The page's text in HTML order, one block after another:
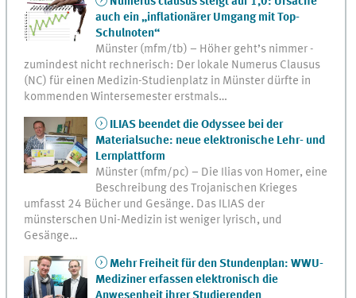
auch ein „inflationärer Umgang mit Top-
Schulnoten“
Münster (mfm/tb) – Höher geht’s nimmer -
zumindest nicht rechnerisch: Der lokale Numerus Clausus
(NC) für einen Medizin-Studienplatz in Münster dürfte in
kommenden Wintersemester erstmals…
ILIAS beendet die Odyssee bei der
Materialsuche: neue elektronische Lehr- und
Lernplattform
Münster (mfm/pc) – Die Ilias von Homer, eine
Beschreibung des Trojanischen Krieges
umfasst 24 Bücher und Gesänge. Das ILIAS der
münsterschen Uni-Medizin ist weniger lyrisch, und
Gesänge…
Mehr Freiheit für den Stundenplan: WWU-
Mediziner erfassen elektronisch die